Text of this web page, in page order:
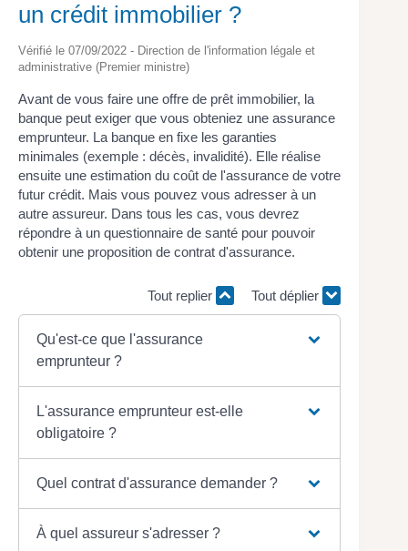
un crédit immobilier ?
Vérifié le 07/09/2022 - Direction de l'information légale et
administrative (Premier ministre)
Avant de vous faire une offre de prêt immobilier, la
banque peut exiger que vous obteniez une assurance
emprunteur. La banque en fixe les garanties
minimales (exemple : décès, invalidité). Elle réalise
ensuite une estimation du coût de l'assurance de votre
futur crédit. Mais vous pouvez vous adresser à un
autre assureur. Dans tous les cas, vous devrez
répondre à un questionnaire de santé pour pouvoir
obtenir une proposition de contrat d'assurance.
Tout replier Tout déplier
Qu'est-ce que l'assurance
emprunteur ?
L'assurance emprunteur est-elle
obligatoire ?
Quel contrat d'assurance demander ?
À quel assureur s'adresser ?